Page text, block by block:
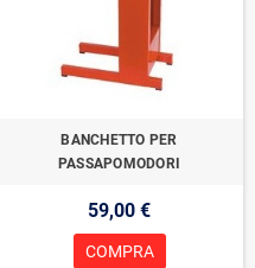
BANCHETTO PER
PASSAPOMODORI
59,00 €
COMPRA